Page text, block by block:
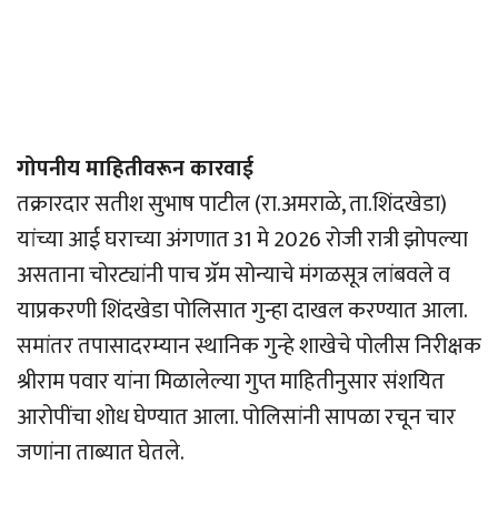
गोपनीय माहितीवरून कारवाई
तक्रारदार सतीश सुभाष पाटील (रा.अमराळे, ता.शिंदखेडा)
यांच्या आई घराच्या अंगणात 31 मे 2026 रोजी रात्री झोपल्या
असताना चोरट्यांनी पाच ग्रॅम सोन्याचे मंगळसूत्र लांबवले व
याप्रकरणी शिंदखेडा पोलिसात गुन्हा दाखल करण्यात आला.
समांतर तपासादरम्यान स्थानिक गुन्हे शाखेचे पोलीस निरीक्षक
श्रीराम पवार यांना मिळालेल्या गुप्त माहितीनुसार संशयित
आरोपींचा शोध घेण्यात आला. पोलिसांनी सापळा रचून चार
जणांना ताब्यात घेतले.